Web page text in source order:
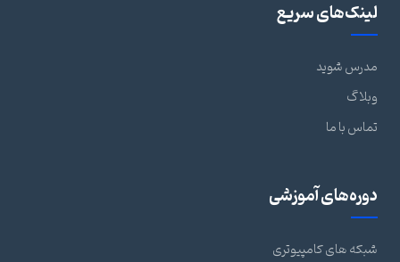
لینک‌های سریع
مدرس شوید
وبلاگ
تماس با ما
دوره‌های آموزشی
شبکه های کامپیوتری